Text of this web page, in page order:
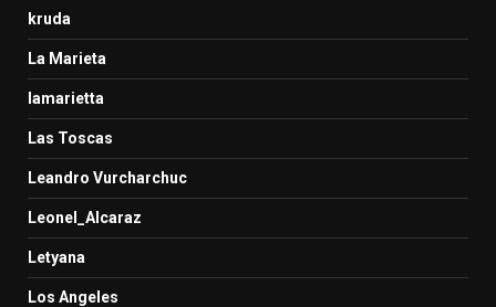
kruda
La Marieta
lamarietta
Las Toscas
Leandro Vurcharchuc
Leonel_Alcaraz
Letyana
Los Angeles